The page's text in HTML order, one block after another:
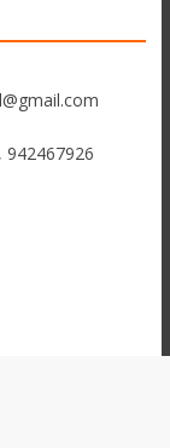
942467926